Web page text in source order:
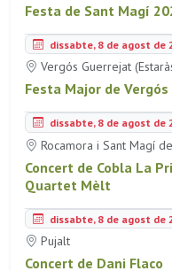
Festa de Sant Magí
dissabte, 8 de agost de
Vergós Guerrejat
Festa Major de
dissabte, 8 de agost de
Rocamora i Sant Magí
Concert de Cobla La
Quartet Mèlt
dissabte, 8 de agost de
Pujalt
Concert de Dani Flaco